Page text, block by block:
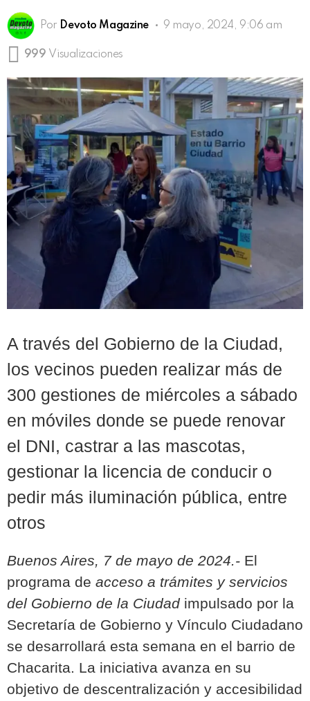
Por Devoto Magazine 9 mayo, 2024, 9:06 am
999 Visualizaciones
A través del Gobierno de la Ciudad,
los vecinos pueden realizar más de
300 gestiones de miércoles a sábado
en móviles donde se puede renovar
el DNI, castrar a las mascotas,
gestionar la licencia de conducir o
pedir más iluminación pública, entre
otros
Buenos Aires, 7 de mayo de 2024.- El
programa de acceso a trámites y servicios
del Gobierno de la Ciudadimpulsado por la
Secretaría de Gobierno y Vínculo Ciudadano
se desarrollará esta semana en el barrio de
Chacarita. La iniciativa avanza en su
objetivo de descentralización y accesibilidad